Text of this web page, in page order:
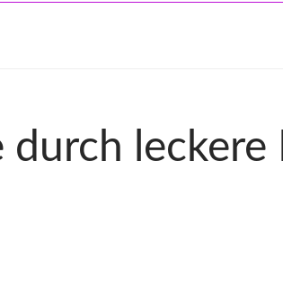
durch leckere